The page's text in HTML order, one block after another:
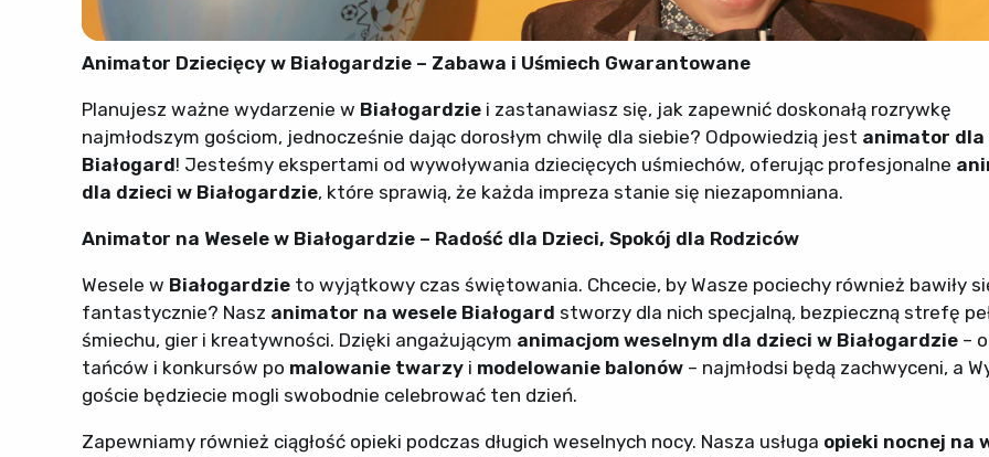
Animator Dziecięcy w Białogardzie – Zabawa i Uśmiech Gwarantowane
Planujesz ważne wydarzenie w Białogardziei zastanawiasz się, jak zapewnić doskonałą rozrywkę
najmłodszym gościom, jednocześnie dając dorosłym chwilę dla siebie? Odpowiedzią jest animator dla
Białogard! Jesteśmy ekspertami od wywoływania dziecięcych uśmiechów, oferując profesjonalne
dla dzieci w Białogardzie, które sprawią, że każda impreza stanie się niezapomniana.
Animator na Wesele w Białogardzie – Radość dla Dzieci, Spokój dla Rodziców
Wesele w Białogardzieto wyjątkowy czas świętowania. Chcecie, by Wasze pociechy również bawiły
fantastycznie? Nasz animator na wesele Białogard stworzy dla nich specjalną, bezpieczną strefę
śmiechu, gier i kreatywności. Dzięki angażującym animacjom weselnym dla dzieci w Białogardzie–
tańców i konkursów po malowanie twarzyi modelowanie balonów– najmłodsi będą zachwyceni, a
goście będziecie mogli swobodnie celebrować ten dzień.
Zapewniamy również ciągłość opieki podczas długich weselnych nocy. Nasza usługa opieki nocnej na